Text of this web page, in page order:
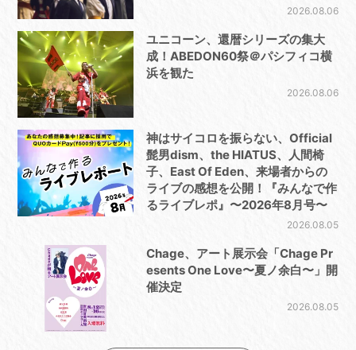
2026.08.06
ユニコーン、還暦シリーズの集大
成！ABEDON60祭＠パシフィコ横
浜を観た
2026.08.06
神はサイコロを振らない、Official
髭男dism、the HIATUS、人間椅
子、East Of Eden、来場者からの
ライブの感想を公開！『みんなで作
るライブレポ』〜2026年8月号〜
2026.08.05
Chage、アート展示会「Chage Pr
esents One Love〜夏ノ余白〜」開
催決定
2026.08.05